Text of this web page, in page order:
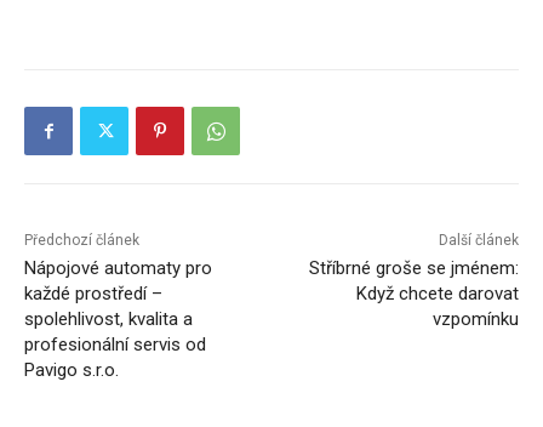
Předchozí článek
Nápojové automaty pro
každé prostředí –
spolehlivost, kvalita a
profesionální servis od
Pavigo s.r.o.
Další článek
Stříbrné groše se jménem:
Když chcete darovat
vzpomínku